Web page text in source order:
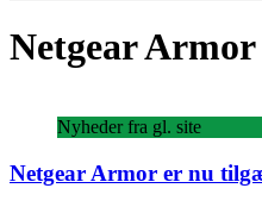
Netgear Armor
Nyheder fra gl. site
Netgear Armor er nu